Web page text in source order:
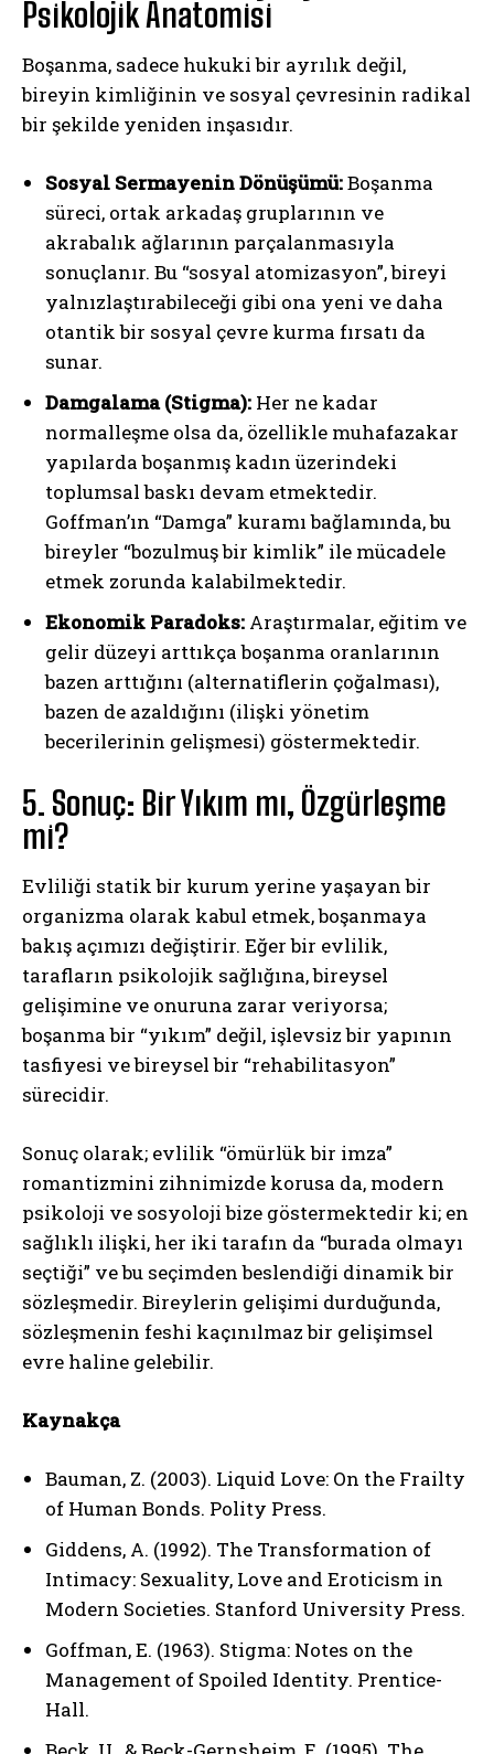
ABONE OL
Gizlilik politikasını okudum, onaylıyorum.
Psikolojik Anatomisi
Boşanma, sadece hukuki bir ayrılık değil,
bireyin kimliğinin ve sosyal çevresinin radikal
bir şekilde yeniden inşasıdır.
Sosyal Sermayenin Dönüşümü:Boşanma
süreci, ortak arkadaş gruplarının ve
akrabalık ağlarının parçalanmasıyla
sonuçlanır. Bu “sosyal atomizasyon”, bireyi
yalnızlaştırabileceği gibi ona yeni ve daha
otantik bir sosyal çevre kurma fırsatı da
sunar.
Damgalama (Stigma): Her ne kadar
normalleşme olsa da, özellikle muhafazakar
yapılarda boşanmış kadın üzerindeki
toplumsal baskı devam etmektedir.
Goffman’ın “Damga” kuramı bağlamında, bu
bireyler “bozulmuş bir kimlik” ile mücadele
etmek zorunda kalabilmektedir.
Ekonomik Paradoks: Araştırmalar, eğitim ve
gelir düzeyi arttıkça boşanma oranlarının
bazen arttığını (alternatiflerin çoğalması),
bazen de azaldığını (ilişki yönetim
becerilerinin gelişmesi) göstermektedir.
5. Sonuç: Bir Yıkım mı, Özgürleşme
mi?
Evliliği statik bir kurum yerine yaşayan bir
organizma olarak kabul etmek, boşanmaya
bakış açımızı değiştirir. Eğer bir evlilik,
tarafların psikolojik sağlığına, bireysel
gelişimine ve onuruna zarar veriyorsa;
boşanma bir “yıkım” değil, işlevsiz bir yapının
tasfiyesi ve bireysel bir “rehabilitasyon”
sürecidir.
Sonuç olarak; evlilik “ömürlük bir imza”
romantizmini zihnimizde korusa da, modern
psikoloji ve sosyoloji bize göstermektedir ki; en
sağlıklı ilişki, her iki tarafın da “burada olmayı
seçtiği” ve bu seçimden beslendiği dinamik bir
sözleşmedir. Bireylerin gelişimi durduğunda,
sözleşmenin feshi kaçınılmaz bir gelişimsel
evre haline gelebilir.
Kaynakça
Bauman, Z. (2003). Liquid Love: On the Frailty
of Human Bonds. Polity Press.
Giddens, A. (1992). The Transformation of
Intimacy: Sexuality, Love and Eroticism in
Modern Societies. Stanford University Press.
Goffman, E. (1963). Stigma: Notes on the
Management of Spoiled Identity. Prentice-
Hall.